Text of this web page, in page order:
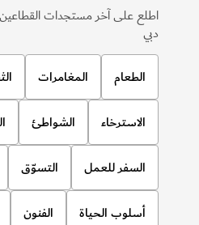
اطلع على آخر مستجدات
دبي
الطعام المغامرات
الاسترخاء الشواطئ
السفر للعمل التسوّق
أسلوب الحياة الفنون